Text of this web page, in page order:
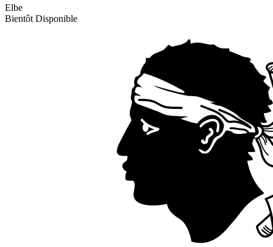
Elbe
Bientôt Disponible